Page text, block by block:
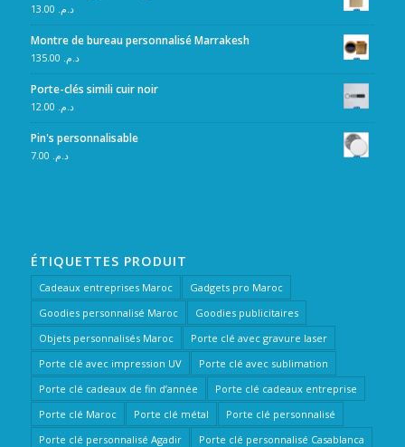
د.م.
Montre de bureau personnalisé Marrakesh
د.م.
Porte-clés simili cuir noir
د.م.
Pin's personnalisable
د.م.
ÉTIQUETTES PRODUIT
Cadeaux entreprises Maroc
Gadgets pro Maroc
Goodies personnalisé Maroc
Goodies publicitaires
Objets personnalisés Maroc
Porte clé avec gravure laser
Porte clé avec impression UV
Porte clé avec sublimation
Porte clé cadeaux de fin d’année
Porte clé cadeaux entreprise
Porte clé Maroc
Porte clé métal
Porte clé personnalisé
Porte clé personnalisé Agadir
Porte clé personnalisé Casablanca